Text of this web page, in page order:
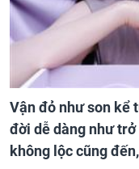
Vận đỏ như son kể
đời dễ dàng như
không lộc cũng